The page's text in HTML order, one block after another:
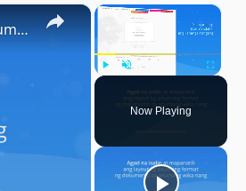
×
Fullscreen
Now Playing
×
Doc Translator: Paano ko magagamit ang tagasalin ng dokumento?